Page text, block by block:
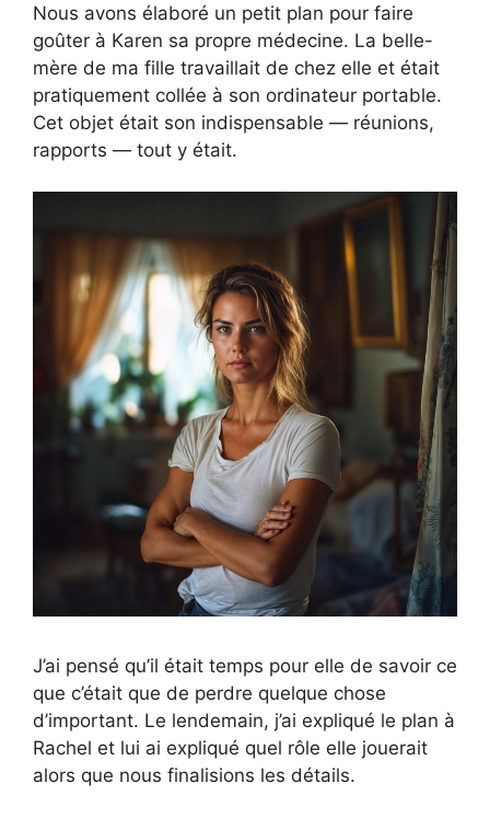
Nous avons élaboré un petit plan pour faire
goûter à Karen sa propre médecine. La belle-
mère de ma fille travaillait de chez elle et était
pratiquement collée à son ordinateur portable.
Cet objet était son indispensable — réunions,
rapports — tout y était.
J’ai pensé qu’il était temps pour elle de savoir ce
que c’était que de perdre quelque chose
d’important. Le lendemain, j’ai expliqué le plan à
Rachel et lui ai expliqué quel rôle elle jouerait
alors que nous finalisions les détails.